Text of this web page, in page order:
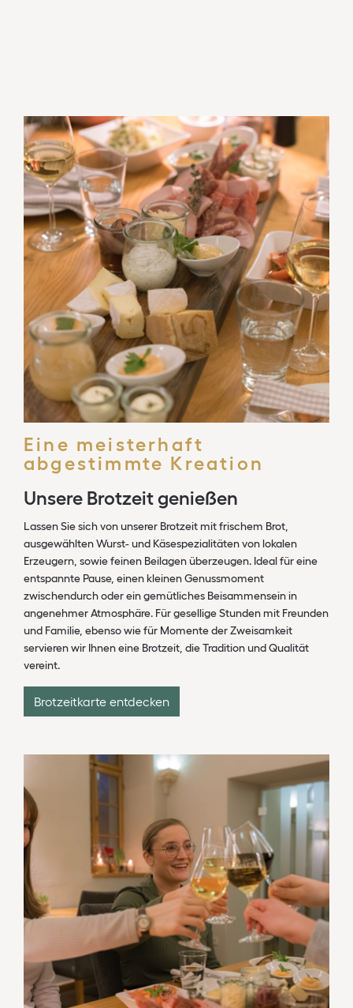
Eine meisterhaft
abgestimmte Kreation
Unsere Brotzeitgenießen
Lassen Sie sich von unserer Brotzeit mit frischem Brot,
ausgewählten Wurst- und Käsespezialitäten von lokalen
Erzeugern, sowie feinen Beilagen überzeugen. Ideal für eine
entspannte Pause, einen kleinen Genussmoment
zwischendurch oder ein gemütliches Beisammensein in
angenehmer Atmosphäre. Für gesellige Stunden mit Freunden
und Familie, ebenso wie für Momente der Zweisamkeit
servieren wir Ihnen eine Brotzeit, die Tradition und Qualität
vereint.
Brotzeitkarte entdecken